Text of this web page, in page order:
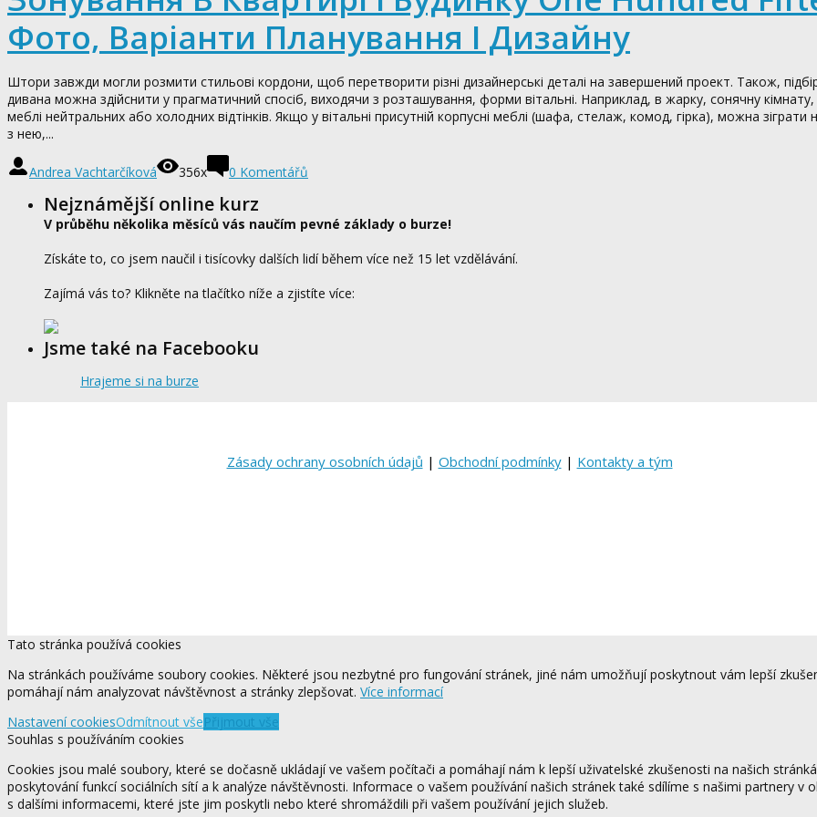
Фото, Варіанти Планування І Дизайну
Штори завжди могли розмити стильові кордони, щоб перетворити різні дизайнерські деталі на завершений проект. Також,
дивана можна здійснити у прагматичний спосіб, виходячи з розташування, форми вітальні. Наприклад, в жарку, сонячну
меблі нейтральних або холодних відтінків. Якщо у вітальні присутній корпусні меблі (шафа, стелаж, комод, гірка), можна зіграти
з нею,...
Andrea Vachtarčíková 356x 0 Komentářů
Nejznámější online kurz
V průběhu několika měsíců vás naučím pevné základy o burze!
Získáte to, co jsem naučil i tisícovky dalších lidí během více než 15 let vzdělávání.
Zajímá vás to? Klikněte na tlačítko níže a zjistíte více:
Jsme také na Facebooku
Hrajeme si na burze
Zásady ochrany osobních údajů | Obchodní podmínky| Kontakty a tým
Tato stránka používá cookies
Na stránkách používáme soubory cookies. Některé jsou nezbytné pro fungování stránek, jiné nám umožňují poskytnout vám lepší
pomáhají nám analyzovat návštěvnost a stránky zlepšovat. Více informací
Nastavení cookiesOdmítnout všePřijmout vše
Souhlas s používáním cookies
Cookies jsou malé soubory, které se dočasně ukládají ve vašem počítači a pomáhají nám k lepší uživatelské zkušenosti na našich
poskytování funkcí sociálních sítí a k analýze návštěvnosti. Informace o vašem používání našich stránek také sdílíme s našimi partnery
s dalšími informacemi, které jste jim poskytli nebo které shromáždili při vašem používání jejich služeb.